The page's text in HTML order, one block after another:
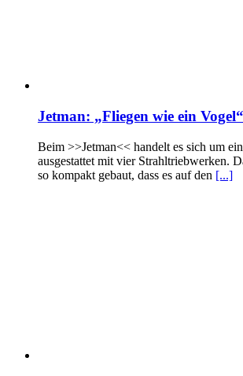
Jetman: „Fliegen wie ein Vogel“
Beim >>Jetman<< handelt es sich um
ausgestattet mit vier Strahltriebwerken.
so kompakt gebaut, dass es auf den [...]